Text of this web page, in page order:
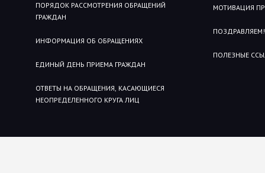
ПОРЯДОК РАССМОТРЕНИЯ ОБРАЩЕНИЙ
ГРАЖДАН
ИНФОРМАЦИЯ ОБ ОБРАЩЕНИЯХ
ЕДИНЫЙ ДЕНЬ ПРИЕМА ГРАЖДАН
ОТВЕТЫ НА ОБРАЩЕНИЯ, КАСАЮЩИЕСЯ
НЕОПРЕДЕЛЕННОГО КРУГА ЛИЦ
МОТИВАЦИЯ
ПОЗДРАВЛЯЕМ!
ПОЛЕЗНЫЕ